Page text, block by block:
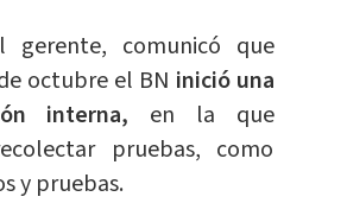
gerente, comunicó que
octubre el BN inició una
interna, en la que
pruebas, como
y pruebas.